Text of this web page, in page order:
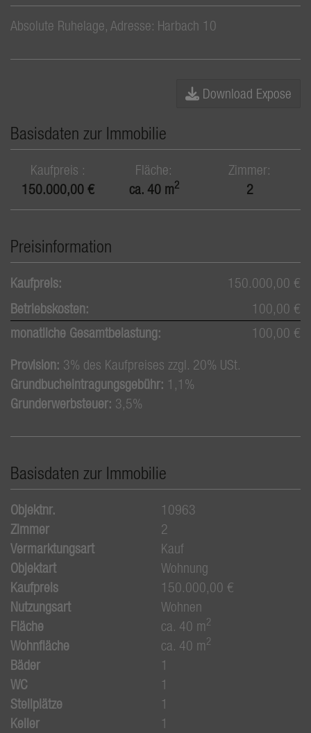
Absolute Ruhelage, Adresse: Harbach 10
Download Expose
Basisdaten zur Immobilie
Kaufpreis
150.000,00 €
Fläche
ca. 40 m2
Zimmer
2
Preisinformation
Kaufpreis:
150.000,00 €
Betriebskosten:
100,00 €
monatliche Gesamtbelastung:
100,00 €
Provision: 3% des Kaufpreises zzgl. 20% USt.
Grundbucheintragungsgebühr: 1,1%
Grunderwerbsteuer: 3,5%
Basisdaten zur Immobilie
Objektnr.
10963
Zimmer
2
Vermarktungsart
Kauf
Objektart
Wohnung
Kaufpreis
150.000,00 €
Nutzungsart
Wohnen
Fläche
ca. 40 m2
Wohnfläche ca. 40 m2
Bäder
1
WC
1
Stellplätze
1
Keller
1